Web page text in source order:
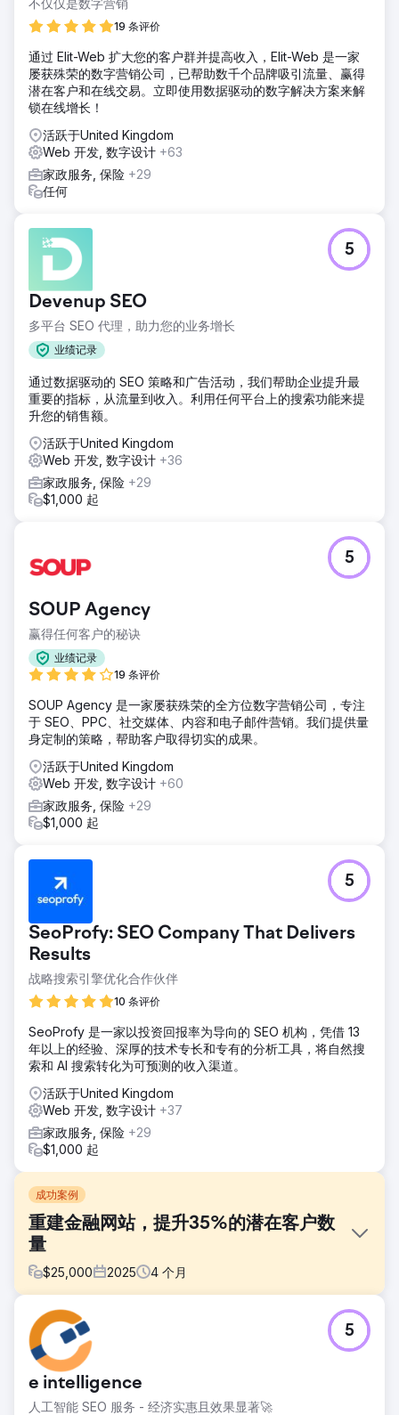
19 条评价
通过 Elit-Web 扩大您的客户群并提高收入，Elit-Web 是一家
屡获殊荣的数字营销公司，已帮助数千个品牌吸引流量、赢得
潜在客户和在线交易。立即使用数据驱动的数字解决方案来解
锁在线增长！
活跃于United Kingdom
Web 开发, 数字设计 +63
家政服务, 保险 +29
任何
Devenup SEO
多平台 SEO 代理，助力您的业务增长
业绩记录
5
通过数据驱动的 SEO 策略和广告活动，我们帮助企业提升最
重要的指标，从流量到收入。利用任何平台上的搜索功能来提
升您的销售额。
活跃于United Kingdom
Web 开发, 数字设计 +36
家政服务, 保险 +29
$1,000 起
SOUP Agency
赢得任何客户的秘诀
业绩记录
19 条评价
5
SOUP Agency 是一家屡获殊荣的全方位数字营销公司，专注
于 SEO、PPC、社交媒体、内容和电子邮件营销。我们提供量
身定制的策略，帮助客户取得切实的成果。
活跃于United Kingdom
Web 开发, 数字设计 +60
家政服务, 保险 +29
$1,000 起
SeoProfy: SEO Company That Delivers
Results
战略搜索引擎优化合作伙伴
10 条评价
5
SeoProfy 是一家以投资回报率为导向的 SEO 机构，凭借 13
年以上的经验、深厚的技术专长和专有的分析工具，将自然搜
索和 AI 搜索转化为可预测的收入渠道。
活跃于United Kingdom
Web 开发, 数字设计 +37
家政服务, 保险 +29
$1,000 起
成功案例
重建金融网站，提升35%的潜在客户数
量
$25,000 2025 4 个月
挑战
在竞争激烈的金融领域，提升业绩需要的不仅仅是视觉上的更
新。客户现有的网站显得过时，缺乏可信度，而且用户咨询流
程薄弱，难以促成交易。因此，挑战在于如何用一个更具说服
力、更易于使用的网站来取代这个失效的网站，从而快速建立
信任并提高转化率。
e intelligence
人工智能 SEO 服务 - 经济实惠且效果显著🚀
5